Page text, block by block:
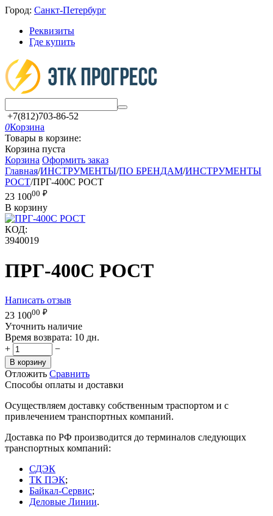
Город: Санкт-Петербург
Реквизиты
Где купить
+7(812)703-86-52
0Корзина
Товары в корзине:
Корзина пуста
Корзина Оформить заказ
Главная/ИНСТРУМЕНТЫ/ПО БРЕНДАМ/ИНСТРУМЕНТЫ
РОСТ/ПРГ-400С РОСТ
23 10000 ₽
В корзину
КОД:
3940019
ПРГ-400С РОСТ
Написать отзыв
23 10000 ₽
Уточнить наличие
Время возврата: 10 дн.
+
−
В корзину
Отложить Сравнить
Способы оплаты и доставки
Осуществляем доставку собственным траспортом и с
привлечением транспортных компаний.
Доставка по РФ производится до терминалов следующих
транспортных компаний:
СДЭК
ТК ПЭК;
Байкал-Сервис;
Деловые Линии.